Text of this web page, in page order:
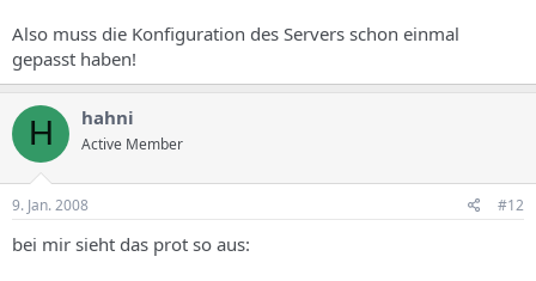
Also muss die Konfiguration des Servers schon einmal
gepasst haben!
H hahni
Active Member
9. Jan. 2008 #12
bei mir sieht das prot so aus: